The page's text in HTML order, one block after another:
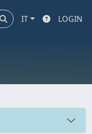
IT LOGIN